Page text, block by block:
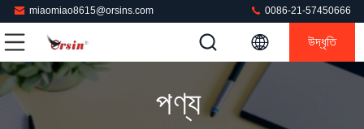
miaomiao8615@orsins.com 0086-21-57450666
উদ্ধৃতি
পণ্য